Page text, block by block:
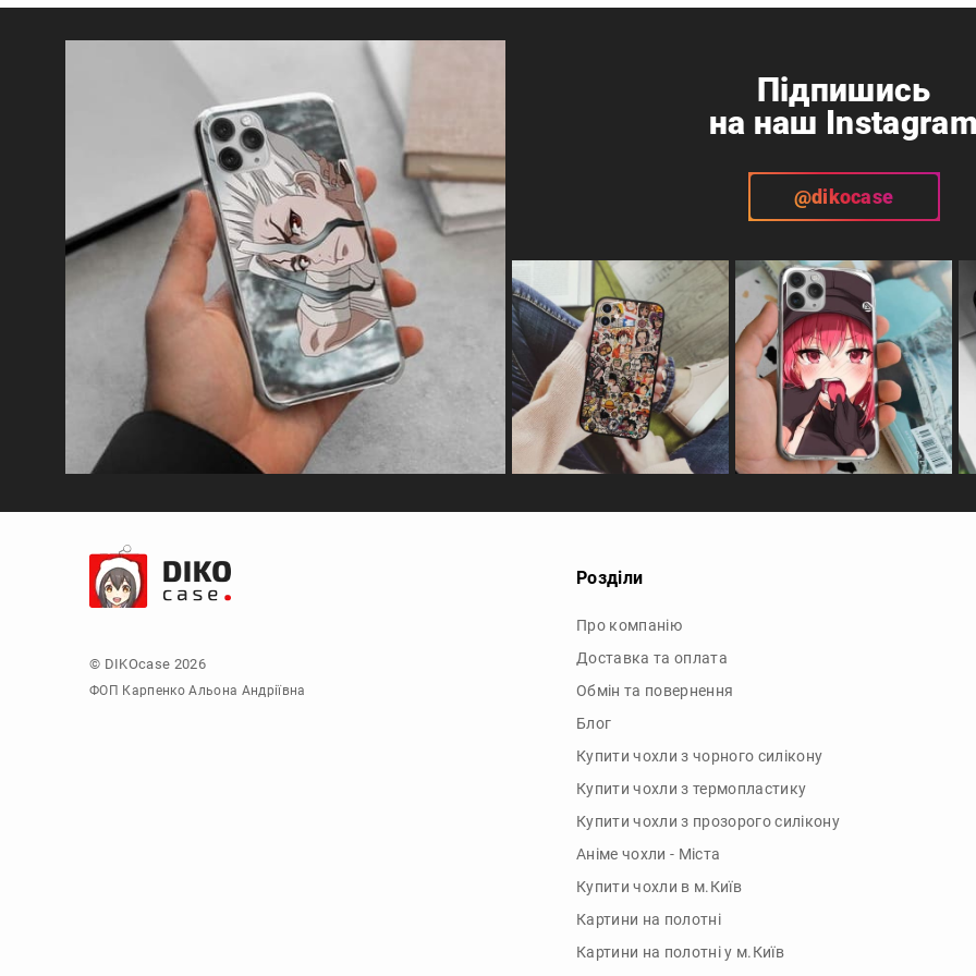
на наш
@dikocase
ФОП Карпенко Альона Андріївна
Доставка та оплата
Обмін та повернення
Блог
Купити чохли з чорного силікону
Купити чохли з термопластику
Купити чохли з прозорого силікону
Аніме чохли - Міста
Купити чохли в м.Київ
Картини на полотні
Картини на полотні у м.Київ